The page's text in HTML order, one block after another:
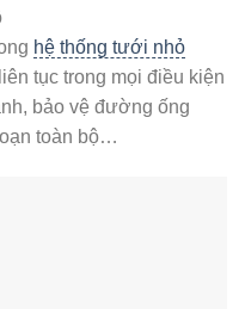
hệ thống tưới nhỏ
tục trong mọi điều kiện
bảo vệ đường ống
toàn bộ…